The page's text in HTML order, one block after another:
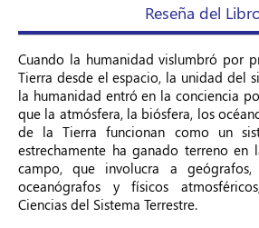
Reseña del
Cuando la humanidad vislumbró por
Tierra desde el espacio, la unidad del
la humanidad entró en la conciencia
que la atmósfera, la biósfera, los
de la Tierra funcionan como un
estrechamente ha ganado terreno en
campo, que involucra a geógrafos,
oceanógrafos y físicos
Ciencias del Sistema Terrestre.